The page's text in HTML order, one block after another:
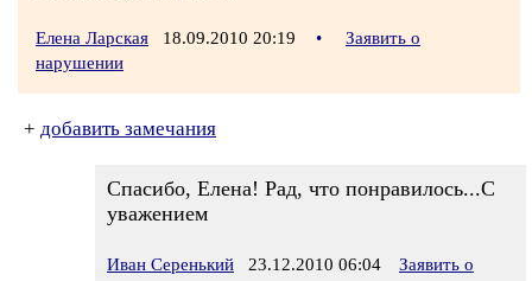
Елена Ларская 18.09.2010 20:19 •
Заявить о
нарушении
+ добавить замечания
Спасибо, Елена! Рад, что понравилось...С
уважением
Иван Серенький 23.12.2010 06:04
Заявить о